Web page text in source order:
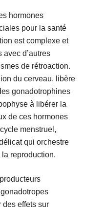
hormones
pour la santé
est complexe et
d’autres
de rétroaction.
du cerveau, libère
gonadotrophines
à libérer la
de ces hormones
menstruel,
qui orchestre
la reproduction.
des effets sur